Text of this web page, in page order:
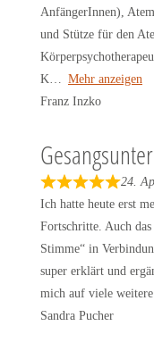
5
o
u
t
o
AnfängerInnen),
und Stütze für den
K
Mehr anzeigen
Franz Inzko
R
24.
Ich hatte heute erst
Fortschritte. Auch
Stimme“ in
super erklärt und
mich auf viele
Sandra Pucher